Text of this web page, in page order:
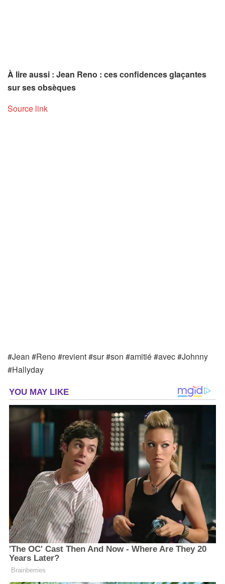
À lire aussi : Jean Reno : ces confidences glaçantes
sur ses obsèques
Source link
#Jean #Reno #revient #sur #son #amitié #avec #Johnny
#Hallyday